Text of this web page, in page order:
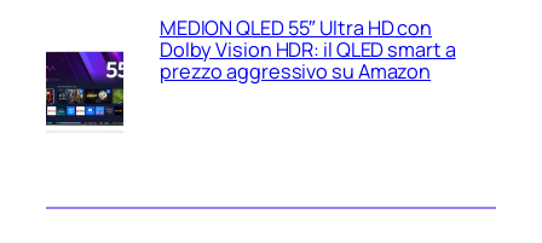
MEDION QLED 55″ Ultra HD con
Dolby Vision HDR: il QLED smart a
prezzo aggressivo su Amazon